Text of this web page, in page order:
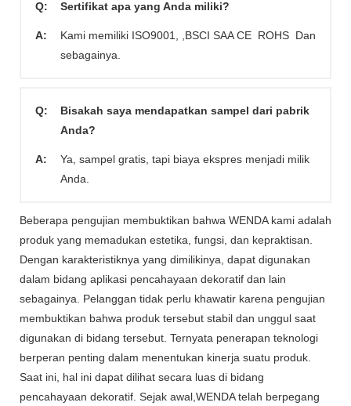
Q: Sertifikat apa yang Anda miliki?
A:
Kami memiliki ISO9001, ,BSCI SAA CE ROHS Dan
sebagainya.
Q:
Bisakah saya mendapatkan sampel dari pabrik
Anda?
A:
Ya, sampel gratis, tapi biaya ekspres menjadi milik
Anda.
Beberapa pengujian membuktikan bahwa WENDA kami adalah
produk yang memadukan estetika, fungsi, dan kepraktisan.
Dengan karakteristiknya yang dimilikinya, dapat digunakan
dalam bidang aplikasi pencahayaan dekoratif dan lain
sebagainya. Pelanggan tidak perlu khawatir karena pengujian
membuktikan bahwa produk tersebut stabil dan unggul saat
digunakan di bidang tersebut. Ternyata penerapan teknologi
berperan penting dalam menentukan kinerja suatu produk.
Saat ini, hal ini dapat dilihat secara luas di bidang
pencahayaan dekoratif. Sejak awal,WENDA telah berpegang